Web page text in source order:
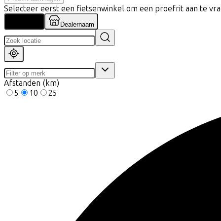
Selecteer eerst een fietsenwinkel om een proefrit aan te
Dealernaam
Afstanden (km)
5
10 25